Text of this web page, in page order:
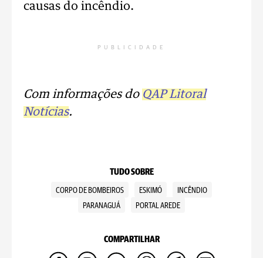
causas do incêndio.
PUBLICIDADE
Com informações do QAP Litoral
Notícias.
TUDO SOBRE
CORPO DE BOMBEIROS ESKIMÓ
INCÊNDIO
PARANAGUÁ
PORTAL AREDE
COMPARTILHAR